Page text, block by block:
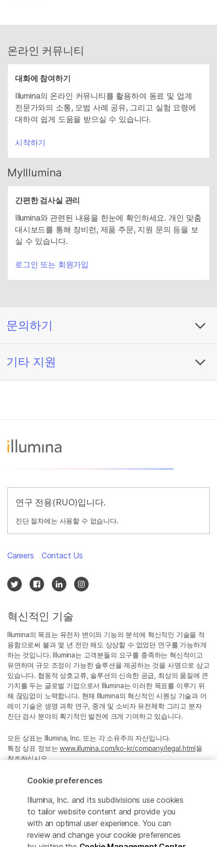
온라인 커뮤니티
대화에 참여하기
Illumina의 온라인 커뮤니티를 활용하여 동료 및 업계
전문가와의 소통, 모범 사례 공유, 그리고 실험 요령에
대하여 쉽게 도움을 받으실 수 있습니다.
시작하기
MyIllumina
간편한 검사실 관리
Illumina와 관련된 내용을 한눈에 확인하세요. 개인 맞춤
대시보드를 통해 장비런, 제품 주문, 지원 문의 등을 보
실 수 있습니다.
로그인 또는 회원가입
문의하기
기타 지원
연구 전용(RUO)입니다.
진단 절차에는 사용할 수 없습니다.
혁신적인 기술
Illumina의 목표는 유전자 변이와 기능의 분석에 혁신적인 기술을 적
용함으로써 불과 몇 년 전만 해도 상상할 수 없었던 연구를 가능하게
하는 것입니다. Illumina는 고객분들의 요구를 충족하는 혁신적이고
유연하며 규모 조정이 가능한 솔루션을 제공하는 것을 사명으로 삼고
있습니다. 협동적 상호교류, 솔루션의 신속한 공급, 최상의 품질에 큰
가치를 두는 글로벌 기업으로서 Illumina는 이러한 목표를 이루기 위
해 끊임없이 노력합니다. 현재 Illumina의 혁신적인 시퀀싱 기술과 어
레이 기술은 생명 과학 연구, 중개 및 소비자 유전체학 그리고 분자
진단 검사 분야의 획기적인 발전에 크게 기여하고 있습니다.
모든 상표는 Illumina, Inc. 또는 각 소유주의 자산입니다.
특정 상표 정보는www.illumina.com/ko-kr/company/legal.html을
참조하십시오.
Privacy Policy
Careers Contact Us
Cookie preferences
Illumina, Inc. and its subdivisions use cookies
to tailor website content and provide you
with an optimal user experience. You can
review and change your cookie preferences